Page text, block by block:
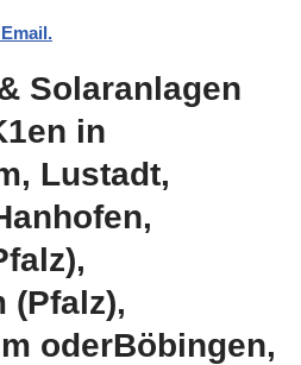
Solaranlagen
in
Lustadt,
(Pfalz),
oderBöbingen,